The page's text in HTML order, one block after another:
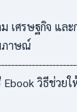
เศรษฐกิจ แล
ภาษณ์
วิธีช่วยใ